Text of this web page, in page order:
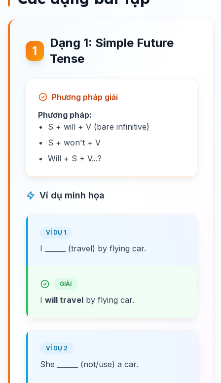
1
Dạng 1: Simple Future
Tense
Phương pháp giải
Phương pháp:
S + will + V (bare infinitive)
S + won't + V
Will + S + V...?
Ví dụ minh họa
VÍ DỤ 1
I ______ (travel) by flying car.
GIẢI
I will travel by flying car.
VÍ DỤ 2
She ______ (not/use) a car.